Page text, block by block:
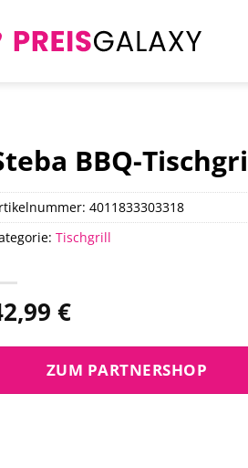
BBQ-
€
ZUM PARTNERSHOP
4011833303318
Tischgrill